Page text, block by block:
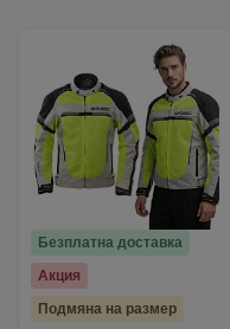
Безплатна доставка
Акция
Подмяна на размер